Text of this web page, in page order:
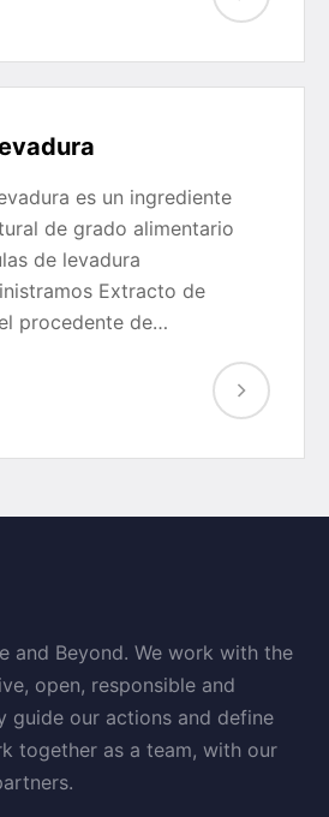
es un ingrediente
de grado alimentario
de levadura
Extracto de
procedente de…
and Beyond. We work with the
open, responsible and
guide our actions and define
together as a team, with our